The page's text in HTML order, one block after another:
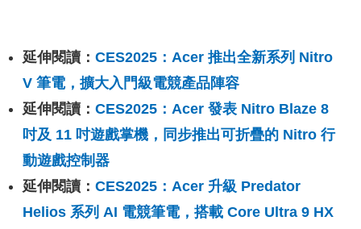
延伸閱讀： CES2025：Acer 推出全新系列 Nitro
V 筆電，擴大入門級電競產品陣容
延伸閱讀： CES2025：Acer 發表 Nitro Blaze 8
吋及 11 吋遊戲掌機，同步推出可折疊的 Nitro 行
動遊戲控制器
延伸閱讀： CES2025：Acer 升級 Predator
Helios 系列 AI 電競筆電，搭載 Core Ultra 9 HX